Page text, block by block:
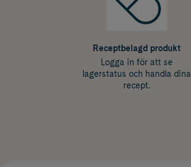
Receptbelagd produkt
Logga in för att se
lagerstatus och handla dina
recept.